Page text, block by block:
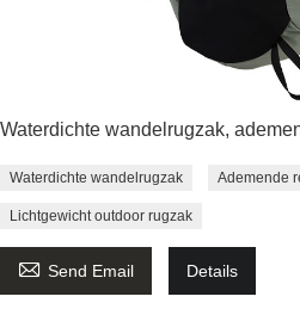
Waterdichte wandelrugzak,
Waterdichte wandelrugzak Ademende
Lichtgewicht outdoor rugzak
 Send Email Details